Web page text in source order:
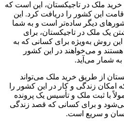
ملک در تاجیکستان، این است که
این کشور را دریافت کرد. این
دیگر ساده‌تر است و به شما
یک ملک در تاجیکستان، برای
روش به‌ویژه برای کسانی که به
و می‌خواهند در این کشور
شمار می‌آید.
از طریق خرید ملک می‌تواند
امکان زندگی و کار در این کشور را
با ثبت ملک و تأسیس یک پرونده
و برای کسانی که قصد زندگی
آسان و سریع است.